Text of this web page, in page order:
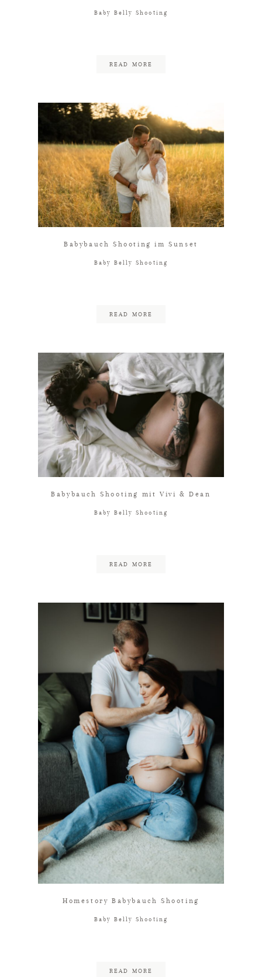
Baby Belly Shooting
READ MORE
Babybauch Shooting im Sunset
Baby Belly Shooting
READ MORE
Babybauch Shooting mit Vivi & Dean
Baby Belly Shooting
READ MORE
Homestory Babybauch Shooting
Baby Belly Shooting
READ MORE